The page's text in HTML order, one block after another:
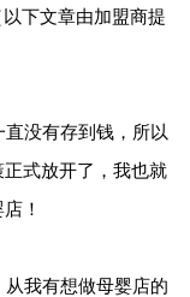
下文章由加盟商提
没有存到钱，所以
式放开了，我也就
！
我有想做母婴店的